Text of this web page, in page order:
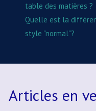
table des matières ?
Quelle est la
style "normal"?
Articles en